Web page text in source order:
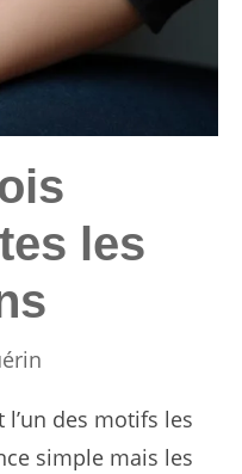
les
des motifs les
simple mais les